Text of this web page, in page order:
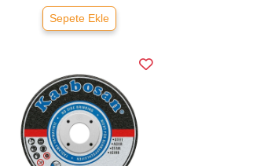
Sepete Ekle